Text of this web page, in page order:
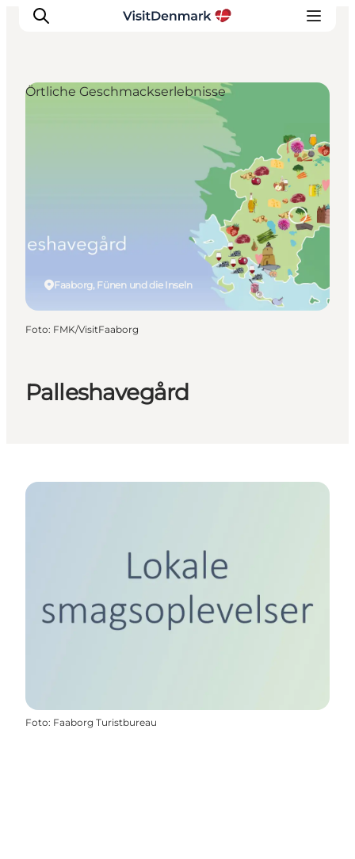
Palleshavegård
Faaborg, Fünen und die Inseln
Örtliche Geschmackserlebnisse
Foto: FMK/VisitFaaborg
Foto: Faaborg Turistbureau